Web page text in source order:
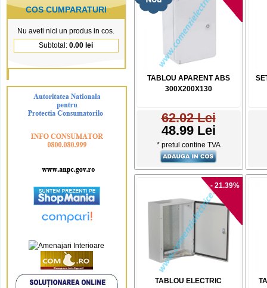
COS CUMPARATURI
Nu aveti nici un produs in cos.
Subtotal: 0.00 lei
TABLOU APARENT ABS
300X200X130
62.02 Lei
48.99 Lei
* pretul contine TVA
- 21.39%
TABLOU ELECTRIC